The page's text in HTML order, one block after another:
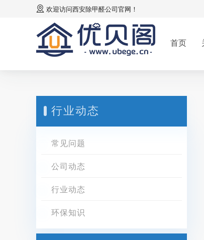
欢迎访问西安除甲醛公司官网！
首页
行业动态
常见问题
公司动态
行业动态
环保知识